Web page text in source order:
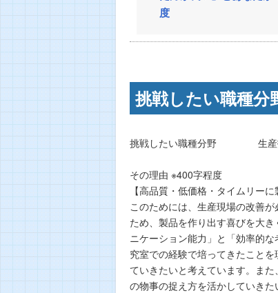
度
挑戦したい職種分
挑戦したい職種分野 生産
その理由 ※400字程度
【高品質・低価格・タイムリー
このためには、生産現場の改善
ため、製品を作り出す喜びを大
ニケーション能力」と「効率的
究室での経験で培ってきたこと
ていきたいと考えています。ま
の物事の捉え方を活かしていき